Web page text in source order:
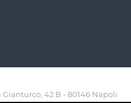
42 B - 80146 Napoli